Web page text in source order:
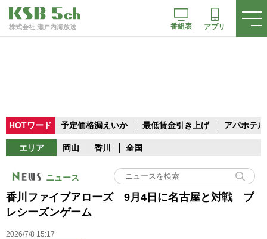
株式会社 瀬戸内海放送 番組表 アプリ
HOTワード 予定価格漏えいか 最低賃金引き上げ アパホテル
エリア 岡山 香川 全国
ニュース
香川ファイブアローズ 9月4日に名古屋と対戦 プ
レシーズンゲーム
2026/7/8 15:17